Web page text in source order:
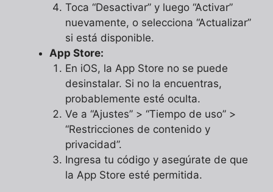
Toca “Desactivar” y luego “Activar”
nuevamente, o selecciona “Actualizar”
si está disponible.
App Store:
En iOS, la App Store no se puede
desinstalar. Si no la encuentras,
probablemente esté oculta.
Ve a “Ajustes” > “Tiempo de uso” >
“Restricciones de contenido y
privacidad”.
Ingresa tu código y asegúrate de que
la App Store esté permitida.